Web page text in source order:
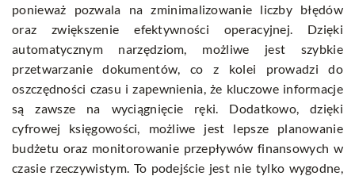
ponieważ pozwala na zminimalizowanie liczby błędów
oraz zwiększenie efektywności operacyjnej. Dzięki
automatycznym narzędziom, możliwe jest szybkie
przetwarzanie dokumentów, co z kolei prowadzi do
oszczędności czasu i zapewnienia, że kluczowe informacje
są zawsze na wyciągnięcie ręki. Dodatkowo, dzięki
cyfrowej księgowości, możliwe jest lepsze planowanie
budżetu oraz monitorowanie przepływów finansowych w
czasie rzeczywistym. To podejście jest nie tylko wygodne,